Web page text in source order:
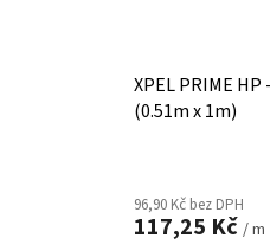
XPEL PRIME
(0.51m x 1m)
96,90 Kč bez DPH
117,25 Kč / m